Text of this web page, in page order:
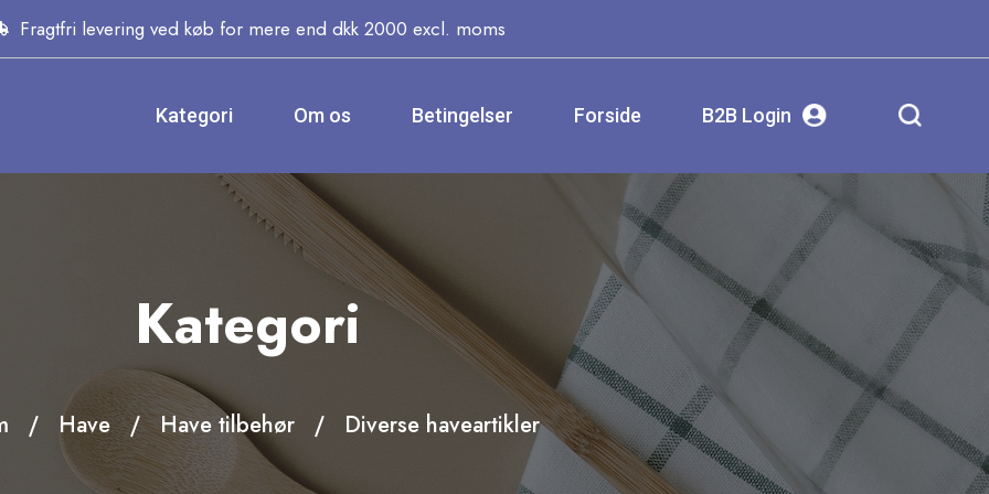
Fragtfri levering ved køb for mere end dkk 2000 excl. moms
Kategori Om os Betingelser Forside B2B Login
Kategori
Have Have tilbehør Diverse haveartikler